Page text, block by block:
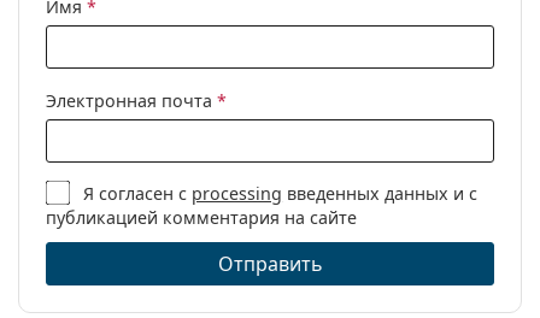
Имя *
Электронная почта *
Я согласен с processing введенных данных и с
публикацией комментария на сайте
Отправить